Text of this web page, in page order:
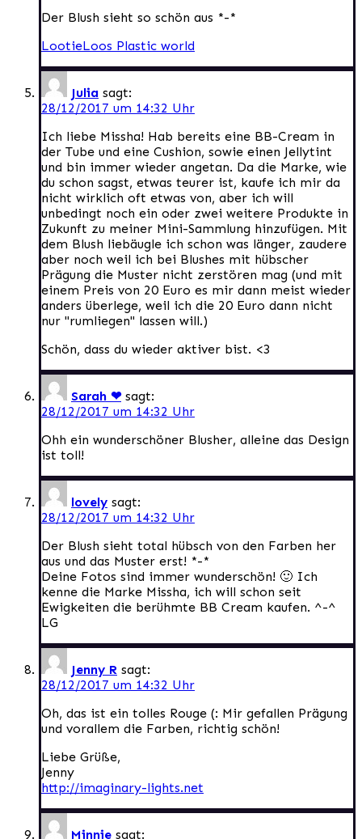
Der Blush sieht so schön aus *-*
LootieLoos Plastic world
Julia sagt:
28/12/2017 um 14:32 Uhr
Ich liebe Missha! Hab bereits eine BB-Cream in
der Tube und eine Cushion, sowie einen Jellytint
und bin immer wieder angetan. Da die Marke, wie
du schon sagst, etwas teurer ist, kaufe ich mir da
nicht wirklich oft etwas von, aber ich will
unbedingt noch ein oder zwei weitere Produkte in
Zukunft zu meiner Mini-Sammlung hinzufügen. Mit
dem Blush liebäugle ich schon was länger, zaudere
aber noch weil ich bei Blushes mit hübscher
Prägung die Muster nicht zerstören mag (und mit
einem Preis von 20 Euro es mir dann meist wieder
anders überlege, weil ich die 20 Euro dann nicht
nur "rumliegen" lassen will.)
Schön, dass du wieder aktiver bist. <3
Sarah ❤ sagt:
28/12/2017 um 14:32 Uhr
Ohh ein wunderschöner Blusher, alleine das Design
ist toll!
lovely sagt:
28/12/2017 um 14:32 Uhr
Der Blush sieht total hübsch von den Farben her
aus und das Muster erst! *-*
Deine Fotos sind immer wunderschön! 🙂 Ich
kenne die Marke Missha, ich will schon seit
Ewigkeiten die berühmte BB Cream kaufen. ^-^
LG
Jenny R sagt:
28/12/2017 um 14:32 Uhr
Oh, das ist ein tolles Rouge (: Mir gefallen Prägung
und vorallem die Farben, richtig schön!
Liebe Grüße,
Jenny
http://imaginary-lights.net
Minnie sagt: